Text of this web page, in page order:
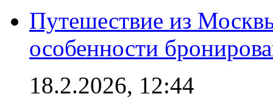
Путешествие из
особенности
18.2.2026, 12:44